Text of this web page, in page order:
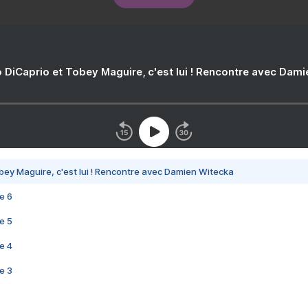
DiCaprio et Tobey Maguire, c'est lui ! Rencontre avec
Maguire, c'est lui ! Rencontre avec Damien Witecka
6
5
4
3